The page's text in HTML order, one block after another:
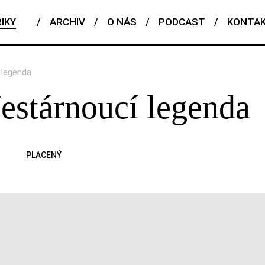
/ ARCHIV / O NÁS / PODCAST /
legenda
PLACENÝ